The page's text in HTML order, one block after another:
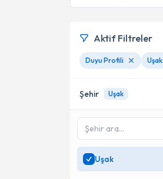
Aktif Filtreler
Duyu Profili Uşak
Şehir Uşak
Uşak